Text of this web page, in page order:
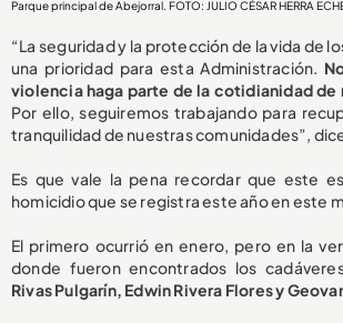
Parque principal de Abejorral. FOTO: JULIO CÉSAR HERRA
“La seguridad y la protección de la vida de
una prioridad para esta Administración.
violencia haga parte de la cotidianidad
Por ello, seguiremos trabajando para
tranquilidad de nuestras comunidades”,
Es que vale la pena recordar que este
homicidio que se registra este año en este
El primero ocurrió en enero, pero en la
donde fueron encontrados los
Rivas Pulgarín, Edwin Rivera Flores y